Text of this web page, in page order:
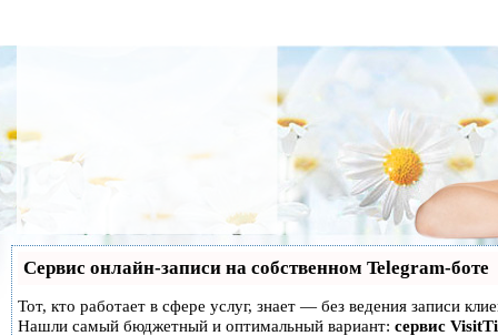
Сервис онлайн-записи на собственном Telegram-боте
Тот, кто работает в сфере услуг, знает — без ведения записи
Нашли самый бюджетный и оптимальный вариант: сервис